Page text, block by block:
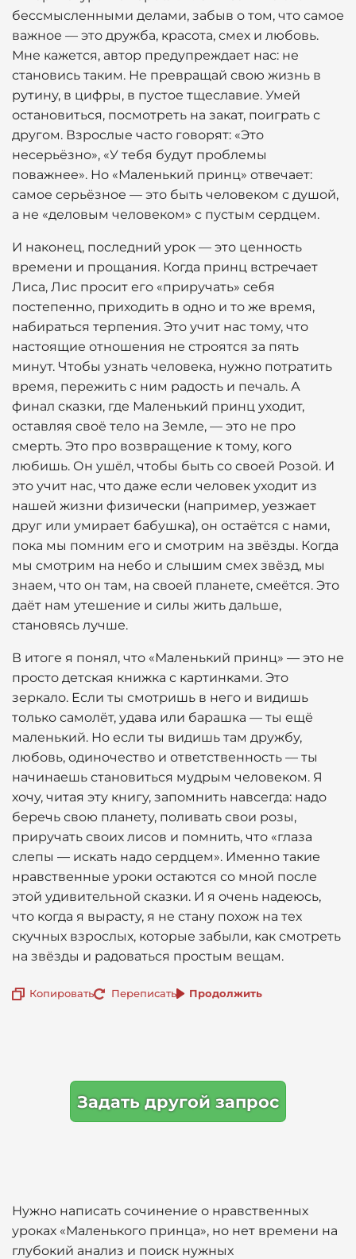
бессмысленными делами, забыв о том, что самое
важное — это дружба, красота, смех и любовь.
Мне кажется, автор предупреждает нас: не
становись таким. Не превращай свою жизнь в
рутину, в цифры, в пустое тщеславие. Умей
остановиться, посмотреть на закат, поиграть с
другом. Взрослые часто говорят: «Это
несерьёзно», «У тебя будут проблемы
поважнее». Но «Маленький принц» отвечает:
самое серьёзное — это быть человеком с душой,
а не «деловым человеком» с пустым сердцем.
И наконец, последний урок — это ценность
времени и прощания. Когда принц встречает
Лиса, Лис просит его «приручать» себя
постепенно, приходить в одно и то же время,
набираться терпения. Это учит нас тому, что
настоящие отношения не строятся за пять
минут. Чтобы узнать человека, нужно потратить
время, пережить с ним радость и печаль. А
финал сказки, где Маленький принц уходит,
оставляя своё тело на Земле, — это не про
смерть. Это про возвращение к тому, кого
любишь. Он ушёл, чтобы быть со своей Розой. И
это учит нас, что даже если человек уходит из
нашей жизни физически (например, уезжает
друг или умирает бабушка), он остаётся с нами,
пока мы помним его и смотрим на звёзды. Когда
мы смотрим на небо и слышим смех звёзд, мы
знаем, что он там, на своей планете, смеётся. Это
даёт нам утешение и силы жить дальше,
становясь лучше.
В итоге я понял, что «Маленький принц» — это не
просто детская книжка с картинками. Это
зеркало. Если ты смотришь в него и видишь
только самолёт, удава или барашка — ты ещё
маленький. Но если ты видишь там дружбу,
любовь, одиночество и ответственность — ты
начинаешь становиться мудрым человеком. Я
хочу, читая эту книгу, запомнить навсегда: надо
беречь свою планету, поливать свои розы,
приручать своих лисов и помнить, что «глаза
слепы — искать надо сердцем». Именно такие
нравственные уроки остаются со мной после
этой удивительной сказки. И я очень надеюсь,
что когда я вырасту, я не стану похож на тех
скучных взрослых, которые забыли, как смотреть
на звёзды и радоваться простым вещам.
Копировать Переписать Продолжить
Задать другой запрос
Нужно написать сочинение о нравственных
уроках «Маленького принца», но нет времени на
глубокий анализ и поиск нужных